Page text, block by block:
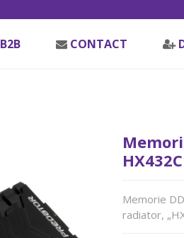
B2B CONTACT
Memorie
radiator,